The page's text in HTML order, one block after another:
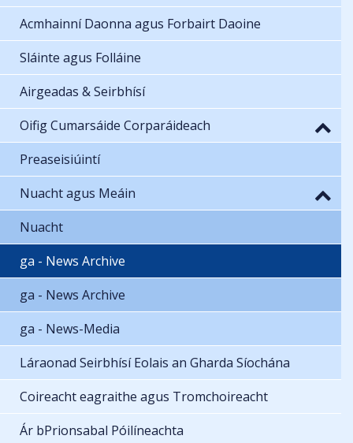
Acmhainní Daonna agus Forbairt Daoine
Sláinte agus Folláine
Airgeadas & Seirbhísí
Oifig Cumarsáide Corparáideach
Preaseisiúintí
Nuacht agus Meáin
Nuacht
ga - News Archive
ga - News Archive
ga - News-Media
Láraonad Seirbhísí Eolais an Gharda Síochána
Coireacht eagraithe agus Tromchoireacht
Ár bPrionsabal Póilíneachta